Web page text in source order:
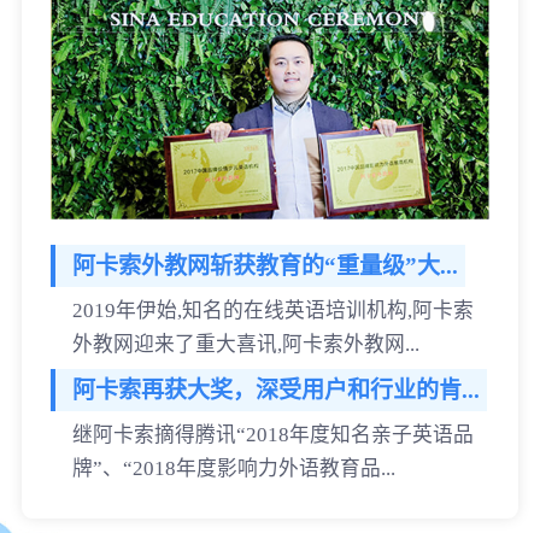
阿卡索外教网斩获教育的“重量级”大...
2019年伊始,知名的在线英语培训机构,阿卡索
外教网迎来了重大喜讯,阿卡索外教网...
阿卡索再获大奖，深受用户和行业的肯...
继阿卡索摘得腾讯“2018年度知名亲子英语品
牌”、“2018年度影响力外语教育品...